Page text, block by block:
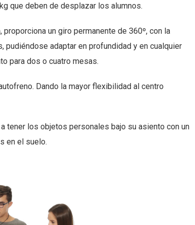
que deben de desplazar los alumnos.
un giro permanente de 360º, con la
adaptar en profundidad y en cualquier
para dos o cuatro mesas.
Dando la mayor flexibilidad al centro
tener los objetos personales bajo su asiento con un
en el suelo.